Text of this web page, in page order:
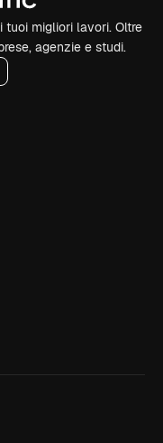
tuoi migliori lavori. Oltre
agenzie e studi.